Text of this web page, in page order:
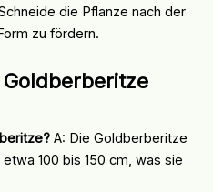
die Pflanze nach der
zu fördern.
A: Die Goldberberitze
100 bis 150 cm, was sie